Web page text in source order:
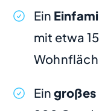
Ein
mit etwa
Ein großes